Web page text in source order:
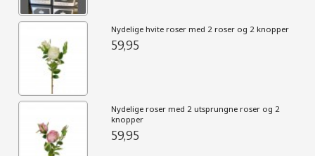
Nydelige hvite roser med 2 roser og 2 knopper
59,95
Nydelige roser med 2 utsprungne roser og 2
knopper
59,95